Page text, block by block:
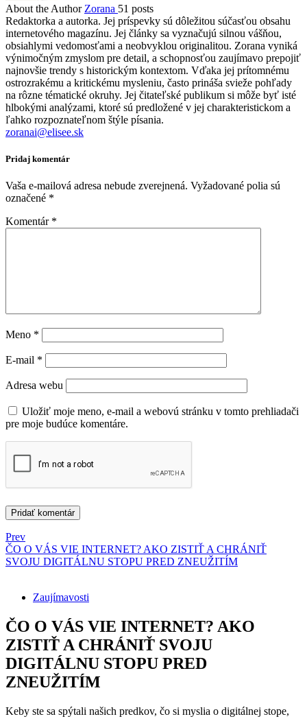
About the Author Zorana 51 posts
Redaktorka a autorka. Jej príspevky sú dôležitou súčasťou obsahu
internetového magazínu. Jej články sa vyznačujú silnou vášňou,
obsiahlymi vedomosťami a neobvyklou originalitou. Zorana vyniká
výnimočným zmyslom pre detail, a schopnosťou zaujímavo prepojiť
najnovšie trendy s historickým kontextom. Vďaka jej prítomnému
ostrozrakému a kritickému mysleniu, často prináša svieže pohľady
na rôzne tématické okruhy. Jej čitateľské publikum si môže byť isté
hlbokými analýzami, ktoré sú predložené v jej charakteristickom a
ľahko rozpoznateľnom štýle písania.
zoranai@elisee.sk
Pridaj komentár
Vaša e-mailová adresa nebude zverejnená. Vyžadované polia sú
označené *
Komentár *
Meno *
E-mail *
Adresa webu
Uložiť moje meno, e-mail a webovú stránku v tomto prehliadači
pre moje budúce komentáre.
Prev
ČO O VÁS VIE INTERNET? AKO ZISTIŤ A CHRÁNIŤ
SVOJU DIGITÁLNU STOPU PRED ZNEUŽITÍM
Zaujímavosti
ČO O VÁS VIE INTERNET? AKO
ZISTIŤ A CHRÁNIŤ SVOJU
DIGITÁLNU STOPU PRED
ZNEUŽITÍM
Keby ste sa spýtali našich predkov, čo si myslia o digitálnej stope,